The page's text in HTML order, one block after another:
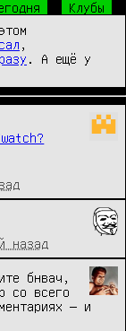
Клубы
. А ещё у
назад
бнвач,
со всего
— и